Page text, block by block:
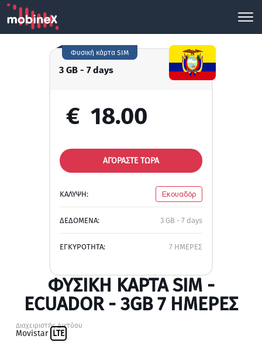
3 GB - 7 days
Φυσική κάρτα SIM
€ 18.00
ΑΓΟΡΑΣΤΕ ΤΩΡΑ
ΚΑΛΥΨΗ: Εκουαδόρ
ΔΕΔΟΜΕΝΑ: 3 GB - 7 days
ΕΓΚΥΡΟΤΗΤΑ: 7 ΗΜΕΡΕΣ
ΦΥΣΙΚΉ ΚΆΡΤΑ SIM -
ECUADOR - 3GB 7 ΗΜΕΡΕΣ
Διαχειριστής Δικτύου
Movistar LTE